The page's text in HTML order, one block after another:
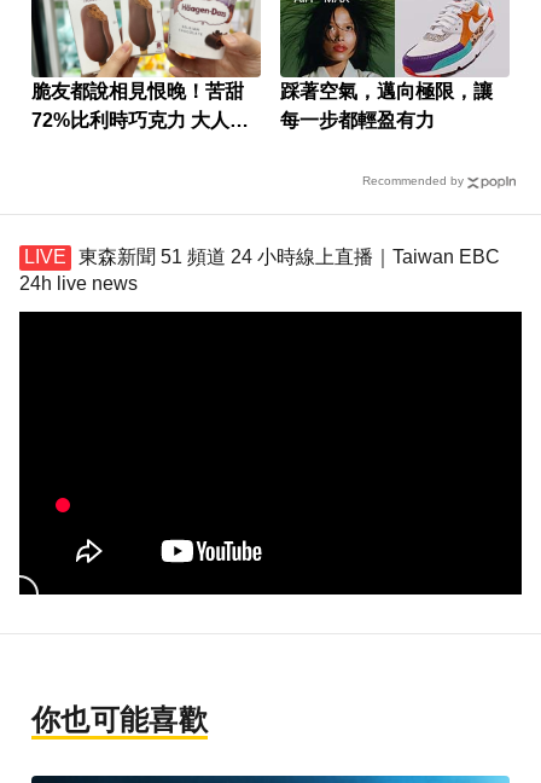
脆友都說相見恨晚！苦甜
72%比利時巧克力 大人味
踩著空氣，邁向極限，讓
每一步都輕盈有力
Recommended by
東森新聞 51 頻道 24 小時線上直播｜Taiwan EBC
24h live news
你也可能喜歡